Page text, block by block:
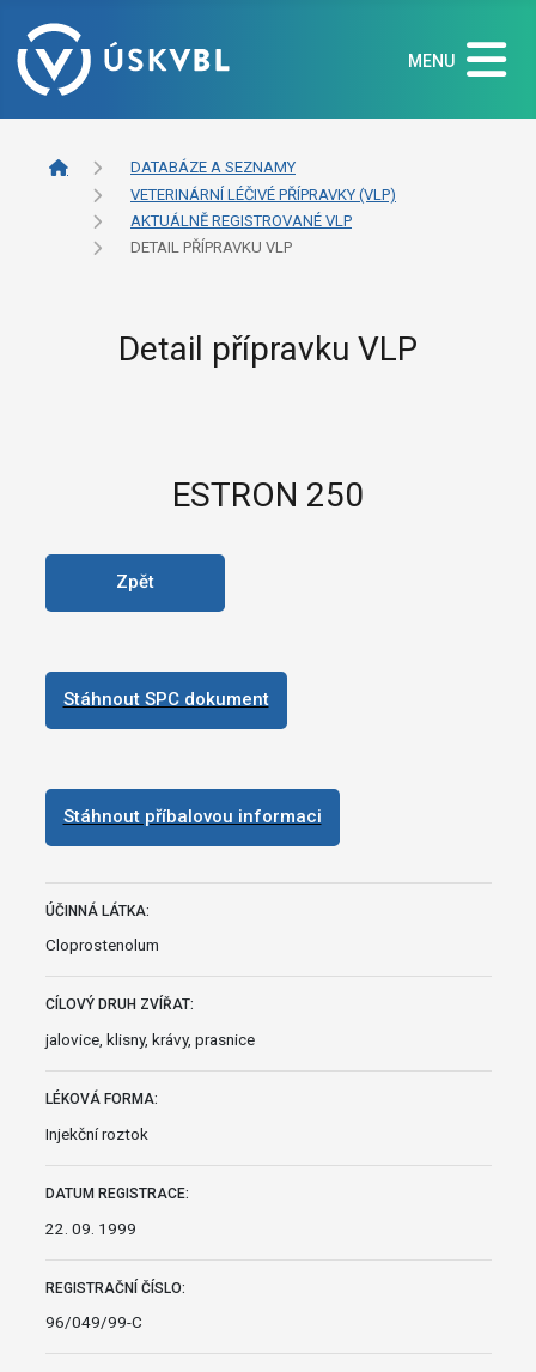
MENU
DATABÁZE A SEZNAMY
VETERINÁRNÍ LÉČIVÉ PŘÍPRAVKY (VLP)
AKTUÁLNĚ REGISTROVANÉ VLP
DETAIL PŘÍPRAVKU VLP
Detail přípravku VLP
ESTRON 250
Zpět
Stáhnout SPC dokument
Stáhnout příbalovou informaci
ÚČINNÁ LÁTKA:
Cloprostenolum
CÍLOVÝ DRUH ZVÍŘAT:
jalovice, klisny, krávy, prasnice
LÉKOVÁ FORMA:
Injekční roztok
DATUM REGISTRACE:
22. 09. 1999
REGISTRAČNÍ ČÍSLO:
96/049/99-C